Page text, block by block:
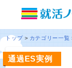
トップ カテゴリー一覧
通過ES実例